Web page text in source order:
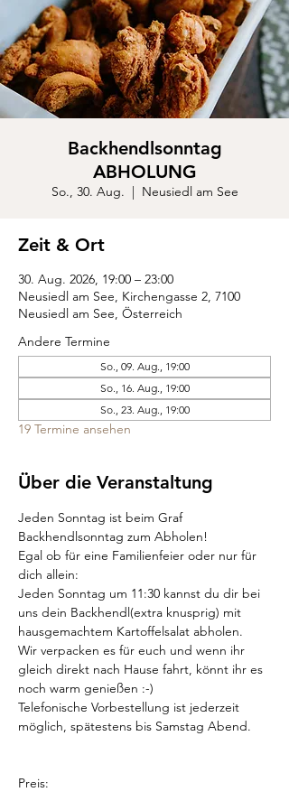
Backhendlsonntag
ABHOLUNG
So., 30. Aug.
  |
Neusiedl am See
Zeit & Ort
30. Aug. 2026, 19:00 – 23:00
Neusiedl am See, Kirchengasse 2, 7100
Neusiedl am See, Österreich
Andere Termine
So., 09. Aug., 19:00
So., 16. Aug., 19:00
So., 23. Aug., 19:00
19 Termine ansehen
Über die Veranstaltung
Jeden Sonntag ist beim Graf
Backhendlsonntag zum Abholen!
Egal ob für eine Familienfeier oder nur für
dich allein:
Jeden Sonntag um 11:30 kannst du dir bei
uns dein Backhendl(extra knusprig) mit
hausgemachtem Kartoffelsalat abholen.
Wir verpacken es für euch und wenn ihr
gleich direkt nach Hause fahrt, könnt ihr es
noch warm genießen :-)
Telefonische Vorbestellung ist jederzeit
möglich, spätestens bis Samstag Abend.
Preis: